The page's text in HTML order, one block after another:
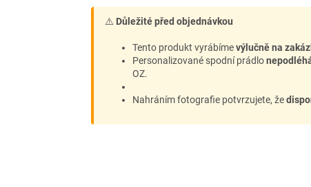
⚠️ Důležité před objednávkou
Tento produkt vyrábímevýlučně na
Personalizované spodní prádlo
OZ.
Nahráním fotografie potvrzujete, že